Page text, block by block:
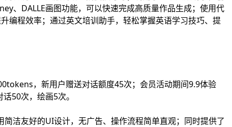
、DALLE画图功能，可以快速完成高质量作品生成；使用代
编程效率；通过英文培训助手，轻松掌握英语学习技巧、提
，新用户赠送对话额度45次；会员活动期间9.9体验
50次，绘画5次。
洁友好的UI设计，无广告、操作流程简单直观；同时提供了